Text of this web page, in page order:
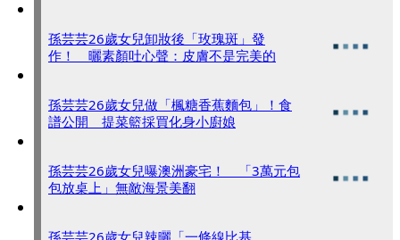
孫芸芸26歲女兒卸妝後「玫瑰斑」發
作！ 曬素顏吐心聲：皮膚不是完美的
孫芸芸26歲女兒做「楓糖香蕉麵包」！食
譜公開 提菜籃採買化身小廚娘
孫芸芸26歲女兒曝澳洲豪宅！ 「3萬元包
包放桌上」無敵海景美翻
孫芸芸26歲女兒辣曬「一條線比基